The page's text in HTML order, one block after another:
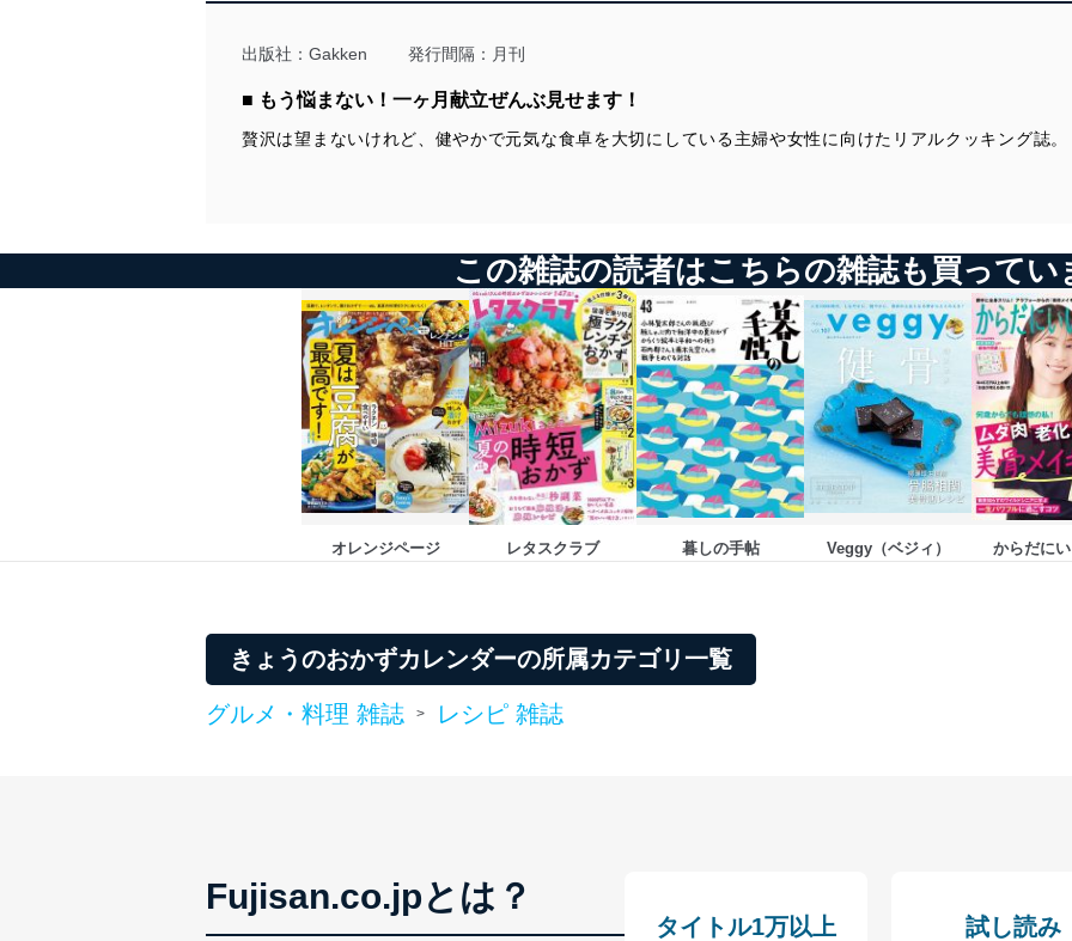
出版社： Gakken 発行間隔：月刊
■ もう悩まない！一ヶ月献立ぜんぶ見せます！
贅沢は望まないけれど、健やかで元気な食卓を大切にしている主婦や女性に向けたリアルクッキング誌。
この雑誌の読者はこちらの雑誌も買ってい
オレンジページ レタスクラブ 暮しの手帖 Veggy（ベジィ） からだに
きょうのおかずカレンダーの所属カテゴリ一覧
グルメ・料理 雑誌 > レシピ 雑誌
Fujisan.co.jpとは？
タイトル1万以上 試し読み